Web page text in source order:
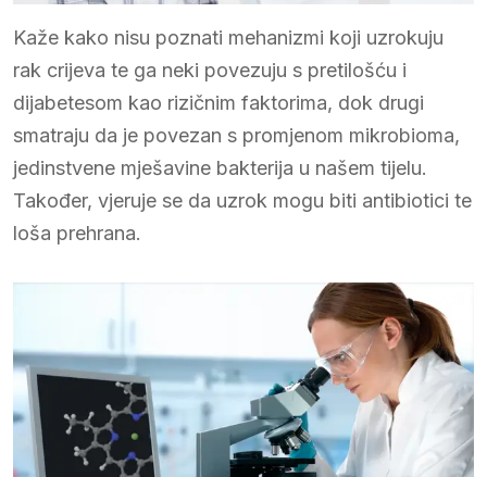
Kaže kako nisu poznati mehanizmi koji uzrokuju
rak crijeva te ga neki povezuju s pretilošću i
dijabetesom kao rizičnim faktorima, dok drugi
smatraju da je povezan s promjenom mikrobioma,
jedinstvene mješavine bakterija u našem tijelu.
Također, vjeruje se da uzrok mogu biti antibiotici te
loša prehrana.